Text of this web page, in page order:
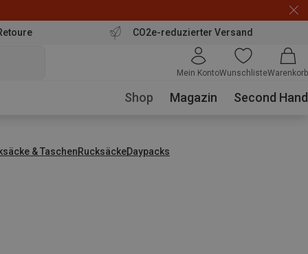
CO2e-reduzierter Versand
Mein KontoWunschlisteWarenkorb
Shop Magazin Second Hand
& TaschenRucksäckeDaypacks